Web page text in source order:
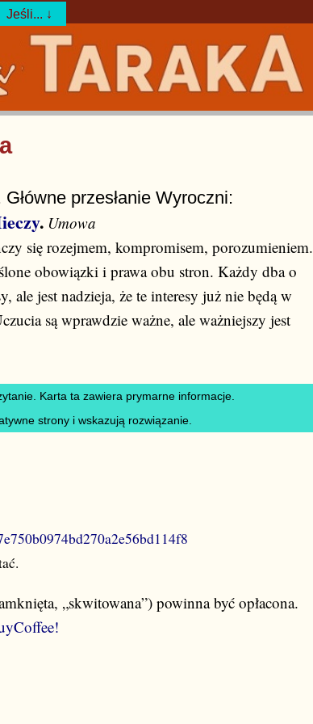
Jeśli... ↓
przesłanie Wyroczni:
. Umowa
się rozejmem, kompromisem, porozumieniem.
obowiązki i prawa obu stron. Każdy dba o
ale jest nadzieja, że te interesy już nie będą w
są wprawdzie ważne, ale ważniejszy jest
Karta ta zawiera prymarne informacje.
strony i wskazują rozwiązanie.
„skwitowana”) powinna być opłacona.